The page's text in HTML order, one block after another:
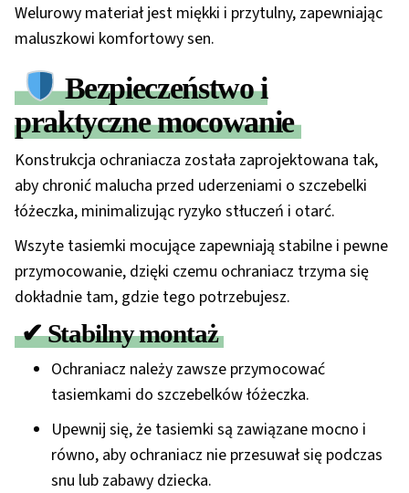
Welurowy materiał jest miękki i przytulny, zapewniając
maluszkowi komfortowy sen.
Bezpieczeństwo i
praktyczne mocowanie
Konstrukcja ochraniacza została zaprojektowana tak,
aby chronić malucha przed uderzeniami o szczebelki
łóżeczka, minimalizując ryzyko stłuczeń i otarć.
Wszyte tasiemki mocujące zapewniają stabilne i pewne
przymocowanie, dzięki czemu ochraniacz trzyma się
dokładnie tam, gdzie tego potrzebujesz.
✔ Stabilny montaż
Ochraniacz należy zawsze przymocować
tasiemkami do szczebelków łóżeczka.
Upewnij się, że tasiemki są zawiązane mocno i
równo, aby ochraniacz nie przesuwał się podczas
snu lub zabawy dziecka.